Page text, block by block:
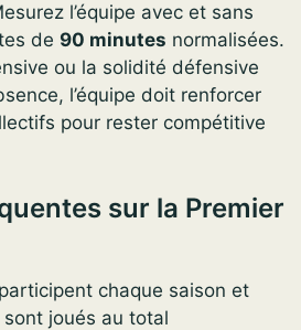
l’équipe avec et sans
de 90 minutes normalisées.
ou la solidité défensive
l’équipe doit renforcer
pour rester compétitive
sur la Premier
chaque saison et
joués au total